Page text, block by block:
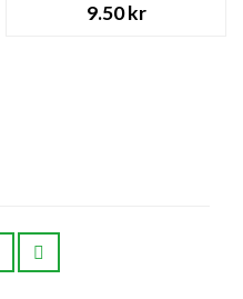
9.50kr